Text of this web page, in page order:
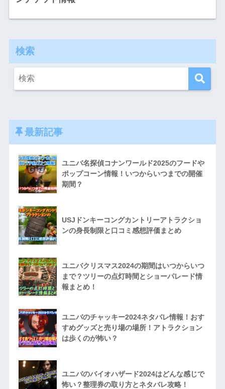
検索
最新記事
ユニバ名探偵コナンワールド2025のフードや
ポップコーン情報！いつからいつまでの開催
期間？
USJドンキーコングカントリーアトラクショ
ンの身長制限と口コミ感想評価まとめ
ユニバクリスマス2024の期間はいつからいつ
まで？ツリーの点灯時間とショーパレード情
報まとめ！
ユニバのチャッキー2024ネタバレ情報！おす
すめグッズと売り場の場所！アトラクション
は歩くのが怖い？
ユニバのバイオハザード2024はどんな感じで
怖い？整理券の取り方とネタバレ攻略！